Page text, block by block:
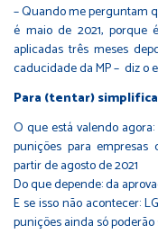
– Quando me perguntam
é maio de 2021, porque
aplicadas três meses
caducidade da MP – diz o
Para (tentar)
O que está valendo
punições para
partir de agosto de 2021
Do que depende: da
E se isso não acontecer:
punições ainda só